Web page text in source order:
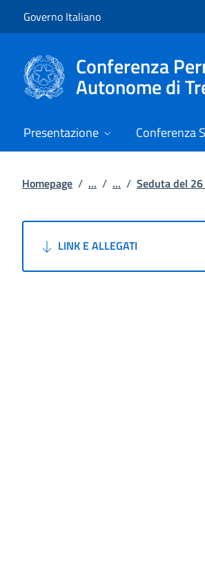
Governo Italiano
Conferenza
Autonome di
Presentazione Conferenza
Homepage / ... / ... / Seduta del
LINK E ALLEGATI